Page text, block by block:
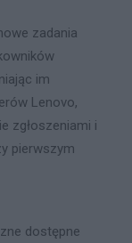
zadania
im
Lenovo,
zgłoszeniami i
pierwszym
dostępne